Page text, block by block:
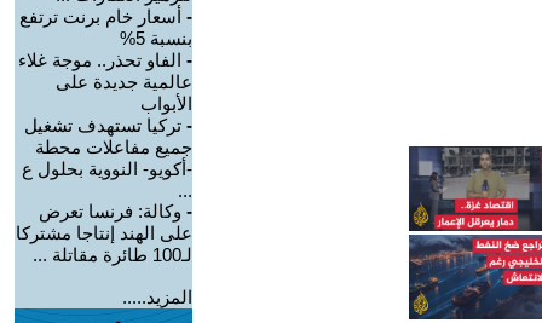
- أسعار خام برنت ترتفع
بنسبة 5%
- الفاو تحذر.. موجة غلاء
عالمية جديدة على
الأبواب
- تركيا تستهدف تشغيل
جميع مفاعلات محطة
-أكويو- النووية بحلول ع
...
- وكالة: فرنسا تعرض
على الهند إنتاجا مشتركا
لـ100 طائرة مقاتلة ...
المزيد.....